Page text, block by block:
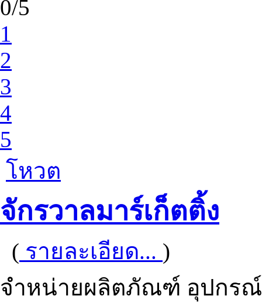
0/5
1
2
3
4
5
โหวต
จักรวาลมาร์เก็ตติ้ง
( รายละเอียด... )
จำหน่ายผลิตภัณฑ์ อุปกร